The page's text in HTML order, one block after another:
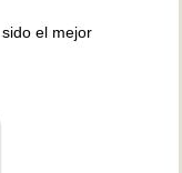
el mejor